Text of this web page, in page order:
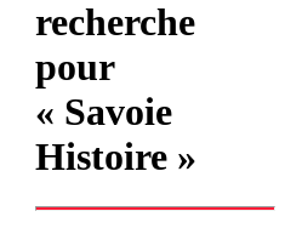
recherche
pour
« Savoie
Histoire »